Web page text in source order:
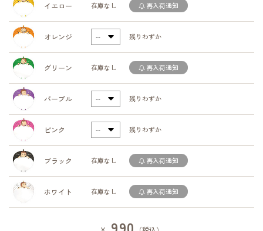
イエロー 在庫なし 再入荷通知
オレンジ 残りわずか
グリーン 在庫なし 再入荷通知
パープル 残りわずか
ピンク 残りわずか
ブラック 在庫なし 再入荷通知
ホワイト 在庫なし 再入荷通知